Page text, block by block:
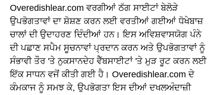
Overedishlear.com ਵਰਗੀਆਂ ਠੱਗ ਸਾਈਟਾਂ ਬੇਲੋੜੇ
ਉਪਭੋਗਤਾਵਾਂ ਦਾ ਸ਼ੋਸ਼ਣ ਕਰਨ ਲਈ ਵਰਤੀਆਂ ਗਈਆਂ ਧੋਖੇਬਾਜ਼
ਚਾਲਾਂ ਦੀ ਉਦਾਹਰਣ ਦਿੰਦੀਆਂ ਹਨ। ਇਸ ਅਵਿਸ਼ਵਾਸਯੋਗ ਪੰਨੇ
ਦੀ ਪਛਾਣ ਸਪੈਮ ਸੂਚਨਾਵਾਂ ਪ੍ਰਦਾਨ ਕਰਨ ਅਤੇ ਉਪਭੋਗਤਾਵਾਂ ਨੂੰ
ਸੰਭਾਵੀ ਤੌਰ 'ਤੇ ਨੁਕਸਾਨਦੇਹ ਵੈੱਬਸਾਈਟਾਂ 'ਤੇ ਮੁੜ ਰੂਟ ਕਰਨ ਲਈ
ਇੱਕ ਸਾਧਨ ਵਜੋਂ ਕੀਤੀ ਗਈ ਹੈ। Overedishlear.com ਦੇ
ਕੰਮਕਾਜ ਨੂੰ ਸਮਝ ਕੇ, ਉਪਭੋਗਤਾ ਇਸ ਦੀਆਂ ਦਖਲਅੰਦਾਜ਼ੀ